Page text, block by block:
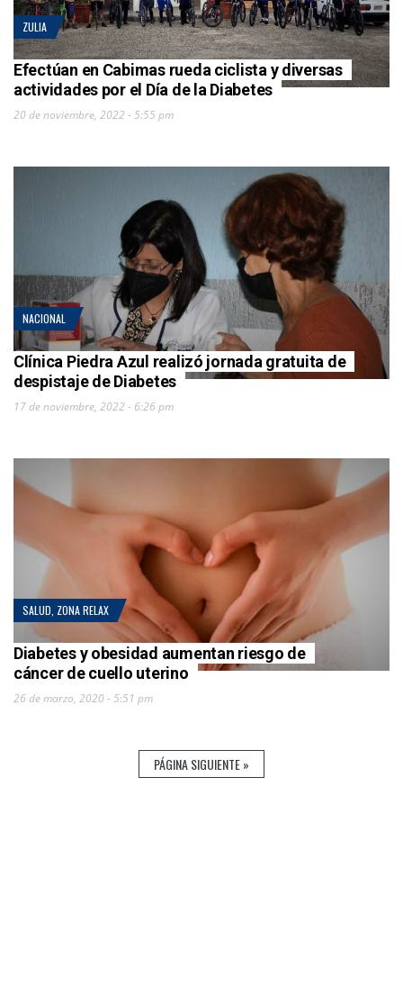
ZULIA
Efectúan en Cabimas rueda ciclista y diversas
actividades por el Día de la Diabetes
20 de noviembre, 2022 - 5:55 pm
NACIONAL
Clínica Piedra Azul realizó jornada gratuita de
despistaje de Diabetes
17 de noviembre, 2022 - 6:26 pm
SALUD, ZONA RELAX
Diabetes y obesidad aumentan riesgo de
cáncer de cuello uterino
26 de marzo, 2020 - 5:51 pm
PÁGINA SIGUIENTE »